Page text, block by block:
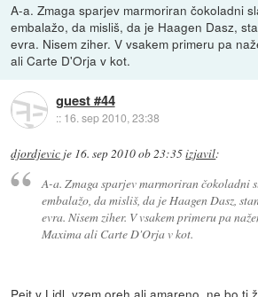
A-a. Zmaga sparjev marmoriran čokoladni
embalažo, da misliš, da je Haagen Dasz,
evra. Nisem ziher. V vsakem primeru pa
ali Carte D'Orja v kot.
guest #44
:: 16. sep 2010, 23:38
djordjevic je 16. sep 2010 ob 23:35izjavil:
A-a. Zmaga sparjev marmoriran čokoladni
embalažo, da misliš, da je Haagen Dasz,
evra. Nisem ziher. V vsakem primeru pa
Maxima ali Carte D'Orja v kot.
Pejt v Lidl, vzem oreh ali amareno, ne bo ti